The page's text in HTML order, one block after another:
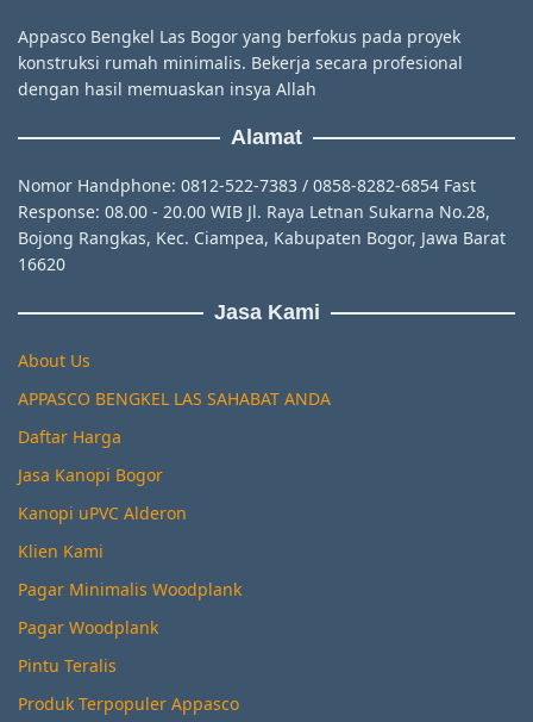
Appasco Bengkel Las Bogor yang berfokus pada proyek
konstruksi rumah minimalis. Bekerja secara profesional
dengan hasil memuaskan insya Allah
Alamat
Nomor Handphone: 0812-522-7383 / 0858-8282-6854 Fast
Response: 08.00 - 20.00 WIB Jl. Raya Letnan Sukarna No.28,
Bojong Rangkas, Kec. Ciampea, Kabupaten Bogor, Jawa Barat
16620
Jasa Kami
About Us
APPASCO BENGKEL LAS SAHABAT ANDA
Daftar Harga
Jasa Kanopi Bogor
Kanopi uPVC Alderon
Klien Kami
Pagar Minimalis Woodplank
Pagar Woodplank
Pintu Teralis
Produk Terpopuler Appasco